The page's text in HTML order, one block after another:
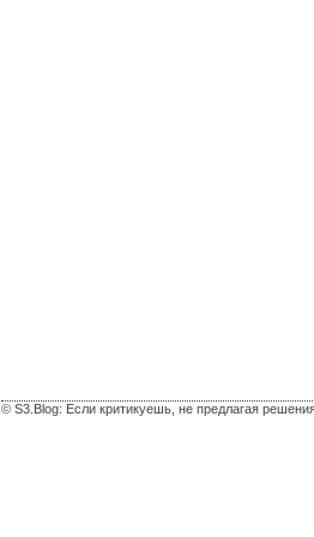
© S3.Blog: Если критикуешь, не предлагая